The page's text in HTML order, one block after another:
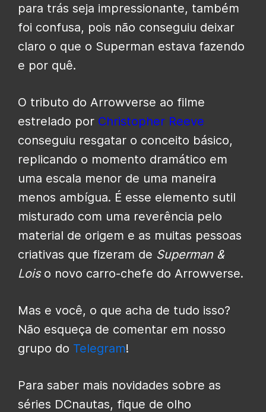
para trás seja impressionante, também
foi confusa, pois não conseguiu deixar
claro o que o Superman estava fazendo
e por quê.
O tributo do Arrowverse ao filme
estrelado por Christopher Reeve
conseguiu resgatar o conceito básico,
replicando o momento dramático em
uma escala menor de uma maneira
menos ambígua. É esse elemento sutil
misturado com uma reverência pelo
material de origem e as muitas pessoas
criativas que fizeram de Superman &
Loiso novo carro-chefe do Arrowverse.
Mas e você, o que acha de tudo isso?
Não esqueça de comentar em nosso
grupo do Telegram!
Para saber mais novidades sobre as
séries DCnautas, fique de olho